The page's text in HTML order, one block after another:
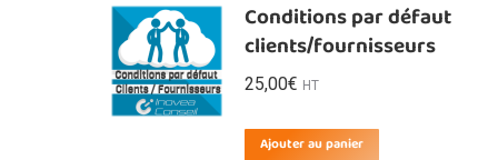
Conditions par défaut
clients/fournisseurs
25,00€ HT
Ajouter au panier